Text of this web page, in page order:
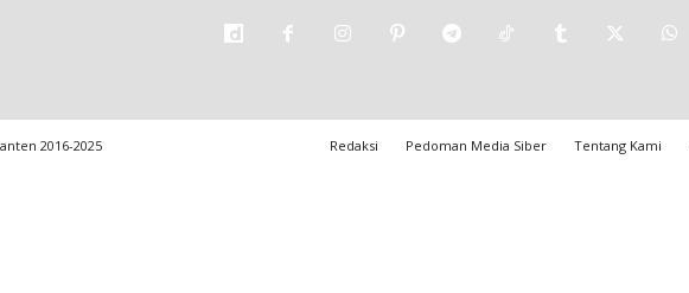
Redaksi Pedoman Media Siber Tentang Kami
2016-2025